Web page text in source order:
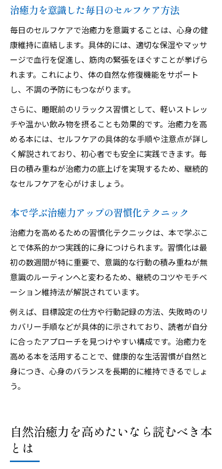
治癒力を意識した毎日のセルフケア方法
毎日のセルフケアで治癒力を意識することは、心身の健
康維持に直結します。具体的には、適切な保湿やマッサ
ージで血行を促進し、筋肉の緊張をほぐすことが挙げら
れます。これにより、体の自然な修復機能をサポート
し、不調の予防にもつながります。
さらに、睡眠前のリラックス習慣として、軽いストレッ
チや温かい飲み物を摂ることも効果的です。治癒力を高
める本には、セルフケアの具体的な手順や注意点が詳し
く解説されており、初心者でも安全に実践できます。毎
日の積み重ねが治癒力の底上げを実現するため、継続的
なセルフケアを心がけましょう。
本で学ぶ治癒力アップの習慣化テクニック
治癒力を高めるための習慣化テクニックは、本で学ぶこ
とで体系的かつ実践的に身につけられます。習慣化は最
初の数週間が特に重要で、意識的な行動の積み重ねが無
意識のルーティンへと変わるため、継続のコツやモチベ
ーション維持法が解説されています。
例えば、目標設定の仕方や行動記録の方法、失敗時のリ
カバリー手順などが具体的に示されており、読者が自分
に合ったアプローチを見つけやすい構成です。治癒力を
高める本を活用することで、健康的な生活習慣が自然と
身につき、心身のバランスを長期的に維持できるでしょ
う。
自然治癒力を高めたいなら読むべき本
とは